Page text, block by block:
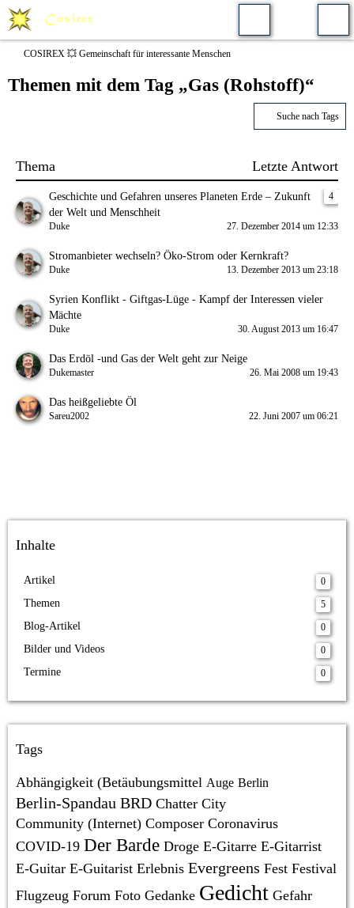
COSIREX 💥 Gemeinschaft für interessante Menschen
Themen mit dem Tag „Gas (Rohstoff)“
Suche nach Tags
Thema Letzte Antwort
Geschichte und Gefahren unseres Planeten Erde – Zukunft
der Welt und Menschheit
4
Duke 27. Dezember 2014 um 12:33
Stromanbieter wechseln? Öko-Strom oder Kernkraft?
Duke 13. Dezember 2013 um 23:18
Syrien Konflikt - Giftgas-Lüge - Kampf der Interessen vieler
Mächte
Duke 30. August 2013 um 16:47
Das Erdöl -und Gas der Welt geht zur Neige
Dukemaster 26. Mai 2008 um 19:43
Das heißgeliebte Öl
Sareu2002 22. Juni 2007 um 06:21
Inhalte
Artikel 0
Themen 5
Blog-Artikel 0
Bilder und Videos 0
Termine 0
Tags
Abhängigkeit (Betäubungsmittel Auge Berlin
Berlin-Spandau BRD Chatter City
Community (Internet) Composer Coronavirus
COVID-19 Der Barde Droge E-Gitarre E-Gitarrist
E-Guitar E-Guitarist Erlebnis Evergreens Fest Festival
Flugzeug Forum Foto Gedanke Gedicht Gefahr